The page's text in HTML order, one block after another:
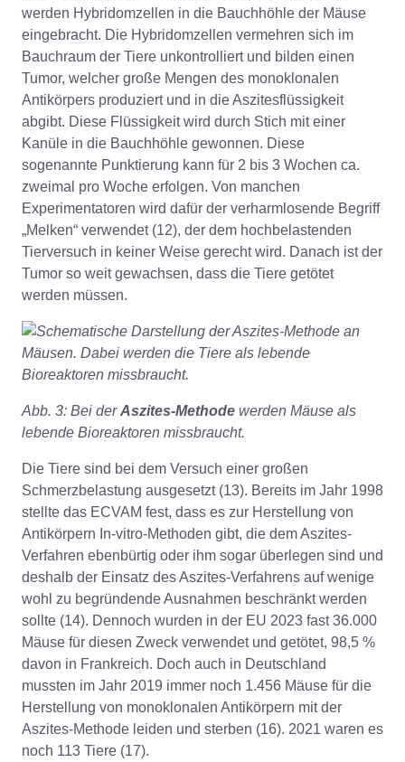
werden Hybridomzellen in die Bauchhöhle der Mäuse
eingebracht. Die Hybridomzellen vermehren sich im
Bauchraum der Tiere unkontrolliert und bilden einen
Tumor, welcher große Mengen des monoklonalen
Antikörpers produziert und in die Aszitesflüssigkeit
abgibt. Diese Flüssigkeit wird durch Stich mit einer
Kanüle in die Bauchhöhle gewonnen. Diese
sogenannte Punktierung kann für 2 bis 3 Wochen ca.
zweimal pro Woche erfolgen. Von manchen
Experimentatoren wird dafür der verharmlosende Begriff
„Melken“ verwendet (12), der dem hochbelastenden
Tierversuch in keiner Weise gerecht wird. Danach ist der
Tumor so weit gewachsen, dass die Tiere getötet
werden müssen.
Abb. 3: Bei derAszites-Methode werden Mäuse als
lebende Bioreaktoren missbraucht.
Die Tiere sind bei dem Versuch einer großen
Schmerzbelastung ausgesetzt (13). Bereits im Jahr 1998
stellte das ECVAM fest, dass es zur Herstellung von
Antikörpern In-vitro-Methoden gibt, die dem Aszites-
Verfahren ebenbürtig oder ihm sogar überlegen sind und
deshalb der Einsatz des Aszites-Verfahrens auf wenige
wohl zu begründende Ausnahmen beschränkt werden
sollte (14). Dennoch wurden in der EU 2023 fast 36.000
Mäuse für diesen Zweck verwendet und getötet, 98,5 %
davon in Frankreich. Doch auch in Deutschland
mussten im Jahr 2019 immer noch 1.456 Mäuse für die
Herstellung von monoklonalen Antikörpern mit der
Aszites-Methode leiden und sterben (16). 2021 waren es
noch 113 Tiere (17).